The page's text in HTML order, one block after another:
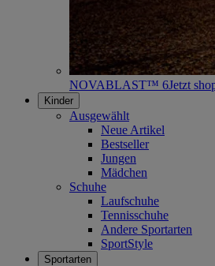
NOVABLAST™ 6Jetzt
Kinder
Ausgewählt
Neue Artikel
Bestseller
Jungen
Mädchen
Schuhe
Laufschuhe
Tennisschuhe
Andere Sportarten
SportStyle
Sportarten